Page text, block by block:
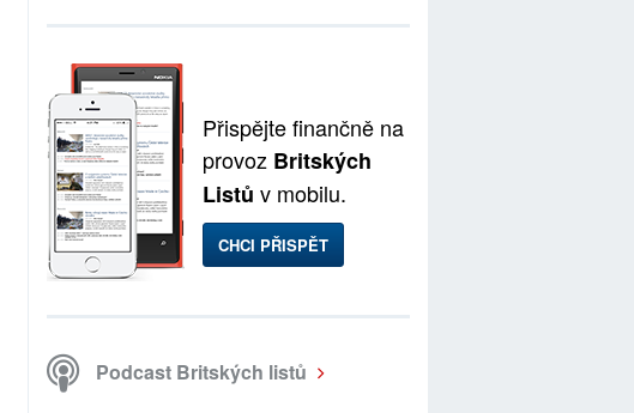
Přispějte finančně na
provoz Britských
Listů v mobilu.
CHCI PŘISPĚT
Podcast Britských listů